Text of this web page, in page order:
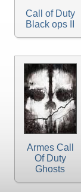
Call of Duty
Black ops II
Armes Call
Of Duty
Ghosts